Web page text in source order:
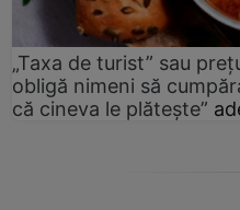
„Taxa de turist” sau
obligă nimeni să
că cineva le plătește”